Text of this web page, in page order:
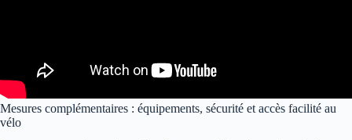
Mesures complémentaires : équipements, sécurité et accès facilité au
vélo